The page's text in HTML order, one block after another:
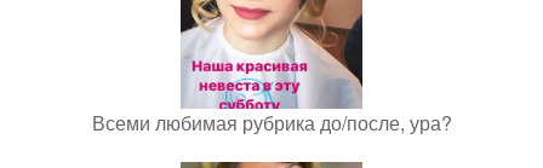
Всеми любимая рубрика до/после, ура?